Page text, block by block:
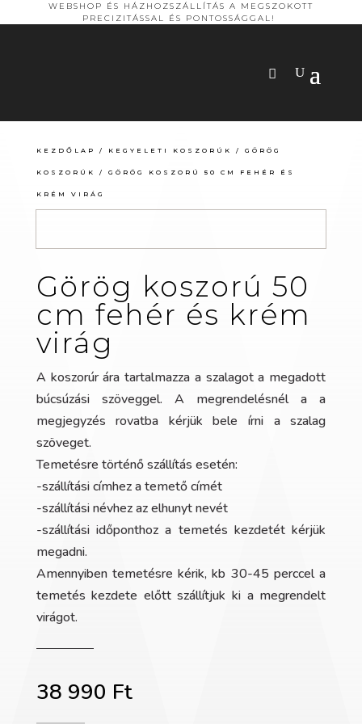
WEBSHOP ÉS HÁZHOZSZÁLLÍTÁS A MEGSZOKOTT
PRECIZITÁSSAL ÉS PONTOSSÁGGAL!
KEZDŐLAP / KEGYELETI KOSZORÚK / GÖRÖG
KOSZORÚK / GÖRÖG KOSZORÚ 50 CM FEHÉR ÉS
KRÉM VIRÁG
Görög koszorú 50
cm fehér és krém
virág
A koszorúr ára tartalmazza a szalagot a megadott
búcsúzási szöveggel. A megrendelésnél a a
megjegyzés rovatba kérjük bele írni a szalag
szöveget.
Temetésre történő szállítás esetén:
-szállítási címhez a temető címét
-szállítási névhez az elhunyt nevét
-szállítási időponthoz a temetés kezdetét kérjük
megadni.
Amennyiben temetésre kérik, kb 30-45 perccel a
temetés kezdete előtt szállítjuk ki a megrendelt
virágot.
38 990 Ft